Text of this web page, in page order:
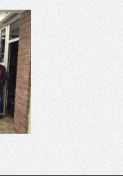
ευθύνη απέναντι
δεύτερο γύρο του
Παγκόσμιας
η απόφαση Ο
πολιτιστικό
την
ΓΙΑ ΠΑΙΔΙΑ